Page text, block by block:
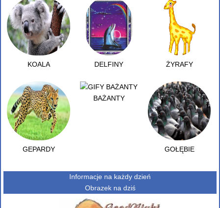
KOALA DELFINY ŻYRAFY
GEPARDY
BAŻANTY
GOŁĘBIE
Informacje na każdy dzień
Obrazek na dziś